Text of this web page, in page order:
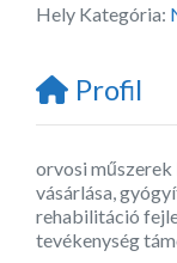
Hely Kategória:
Profil
orvosi műszerek
vásárlása,
rehabilitáció
tevékenység